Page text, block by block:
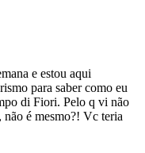
e estou aqui
para saber como eu
di Fiori. Pelo q vi não
não é mesmo?! Vc teria